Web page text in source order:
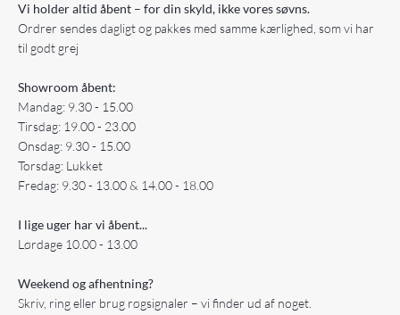
Vi holder altid åbent – for din skyld, ikke vores søvns.
Ordrer sendes dagligt og pakkes med samme kærlighed, som vi har
til godt grej
Showroom åbent:
Mandag: 9.30 - 15.00
Tirsdag: 19.00 - 23.00
Onsdag: 9.30 - 15.00
Torsdag: Lukket
Fredag: 9.30 - 13.00 & 14.00 - 18.00
I lige uger har vi åbent...
Lørdage 10.00 - 13.00
Weekend og afhentning?
Skriv, ring eller brug røgsignaler – vi finder ud af noget.